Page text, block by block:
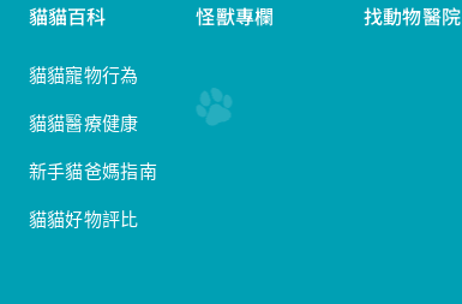
貓貓百科
貓貓寵物行為
貓貓醫療健康
新手貓爸媽指南
貓貓好物評比
怪獸專欄 找動物醫院